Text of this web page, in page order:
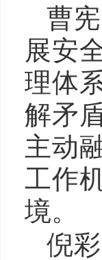
曹
展安
理体
解矛
主动
工作
境。
倪